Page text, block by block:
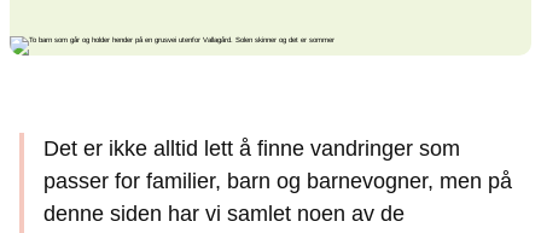
Det er ikke alltid lett å finne vandringer som
passer for familier, barn og barnevogner, men på
denne siden har vi samlet noen av de